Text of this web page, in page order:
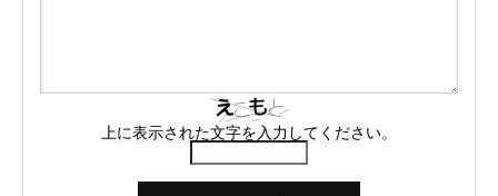
上に表示された文字を入力してください。